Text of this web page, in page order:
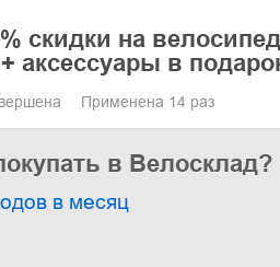
скидки на
аксессуары в
Применена 14 раз
в Велосклад?
в месяц